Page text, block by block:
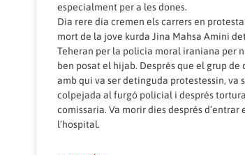
especialment per a les dones.
Dia rere dia cremen els carrers en
mort de la jove kurda Jina Mahsa Amini
Teheran per la policia moral iraniana per
ben posat el hijab. Després que el grup de
amb qui va ser detinguda protestessin, va
colpejada al furgó policial i després
comissaria. Va morir dies després d’entrar
l’hospital.